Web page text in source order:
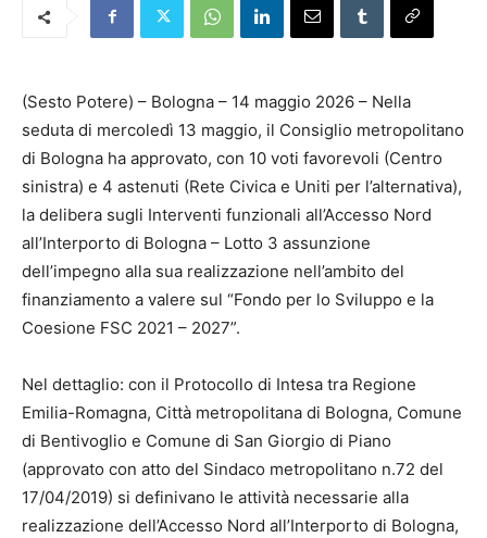
(Sesto Potere) – Bologna – 14 maggio 2026 – Nella
seduta di mercoledì 13 maggio, il Consiglio metropolitano
di Bologna ha approvato, con 10 voti favorevoli (Centro
sinistra) e 4 astenuti (Rete Civica e Uniti per l’alternativa),
la delibera sugli Interventi funzionali all’Accesso Nord
all’Interporto di Bologna – Lotto 3 assunzione
dell’impegno alla sua realizzazione nell’ambito del
finanziamento a valere sul “Fondo per lo Sviluppo e la
Coesione FSC 2021 – 2027”.
Nel dettaglio: con il Protocollo di Intesa tra Regione
Emilia-Romagna, Città metropolitana di Bologna, Comune
di Bentivoglio e Comune di San Giorgio di Piano
(approvato con atto del Sindaco metropolitano n.72 del
17/04/2019) si definivano le attività necessarie alla
realizzazione dell’Accesso Nord all’Interporto di Bologna,